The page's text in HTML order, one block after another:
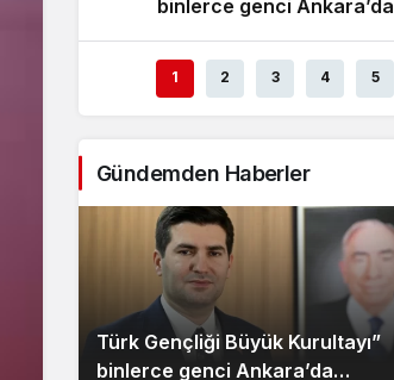
Sistem modunu seçin.
binlerce genci Ankara’da
1 2 3 4 5
Gündemden Haberler
Türk Gençliği Büyük Kurultayı”
binlerce genci Ankara’da